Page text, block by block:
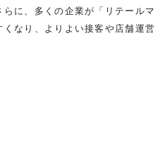
に、多くの企業が「リテールマ
なり、よりよい接客や店舗運